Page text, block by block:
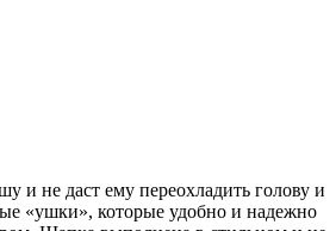
и не даст ему переохладить голову и
«ушки», которые удобно и надежно